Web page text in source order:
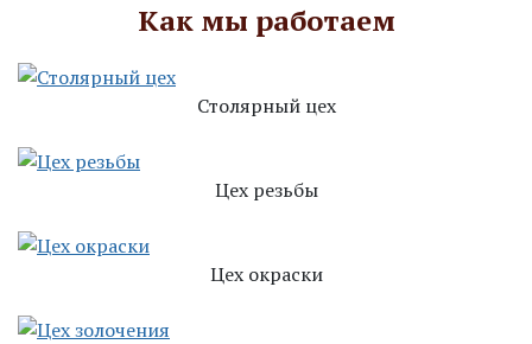
Как мы работаем
Столярный цех
Цех резьбы
Цех окраски